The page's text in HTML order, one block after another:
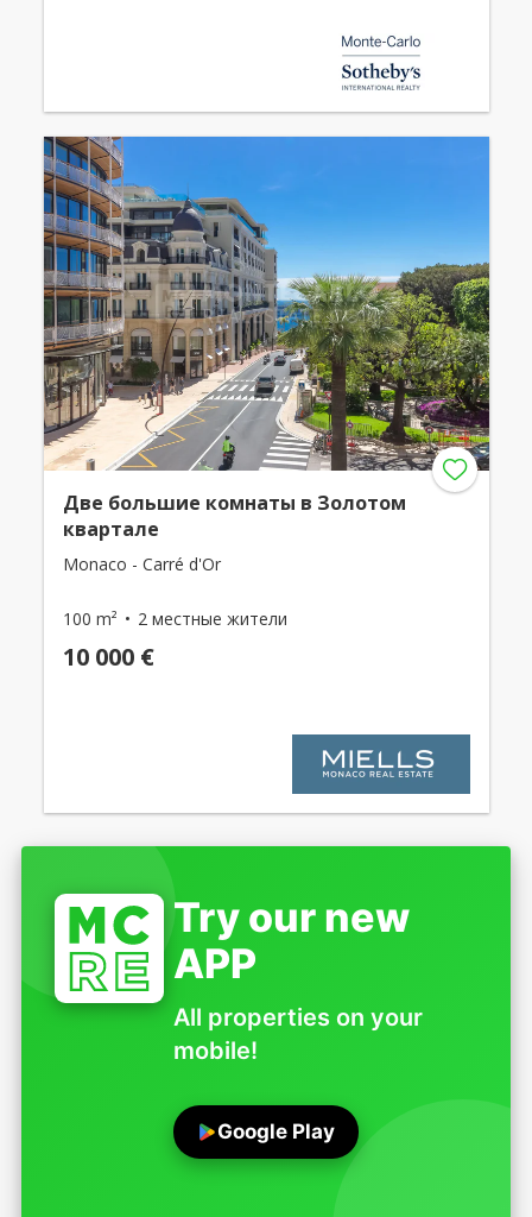
Две большие комнаты в Золотом
квартале
Monaco - Carré d'Or
100 m² 2 местные жители
10 000 €
Try our new
APP
All properties on your
mobile!
Google Play